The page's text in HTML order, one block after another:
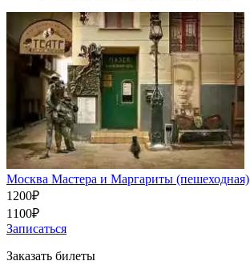
Москва Мастера и Маргариты (пешеходная)
1200₽
1100₽
Записаться
Заказать билеты